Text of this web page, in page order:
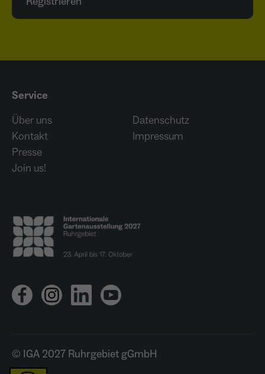
Service
Über uns
Kontakt
Presse
Join us!
Datenschutz
Impressum
© IGA 2027 Ruhrgebiet gGmbH